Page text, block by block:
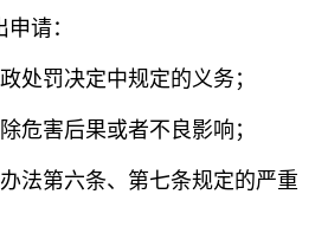
请：
处罚决定中规定的义务；
危害后果或者不良影响；
法第六条、第七条规定的严重